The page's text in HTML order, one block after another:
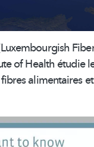
of Health étudie
alimentaires